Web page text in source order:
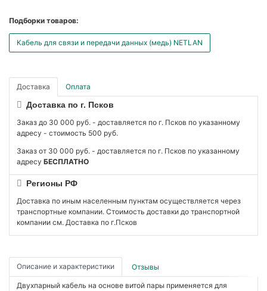
Подборки товаров:
Кабель для связи и передачи данных (медь) NETLAN
Доставка Оплата
Доставка по г. Псков
Заказ до 30 000 руб. - доставляется по г. Псков по указанному
адресу - стоимость 500 руб.
Заказ от 30 000 руб. - доставляется по г. Псков по указанному
адресу БЕСПЛАТНО
Регионы РФ
Доставка по иным населенным пунктам осуществляется через
транспортные компании. Стоимость доставки до транспортной
компании см. Доставка по г.Псков
Описание и характеристики Отзывы
Двухпарный кабель на основе витой пары применяется для